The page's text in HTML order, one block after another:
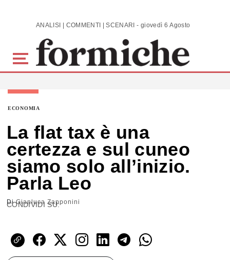
Skip to main content ANALISI | COMMENTI | SCENARI - giovedì 6 Agosto 2026
ECONOMIA
La flat tax è una
certezza e sul cuneo
siamo solo all’inizio.
Parla Leo
DiGianluca Zapponini
CONDIVIDI SU: